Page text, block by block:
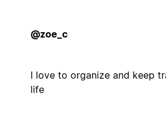
@zoe_c
I love to organize and keep
life